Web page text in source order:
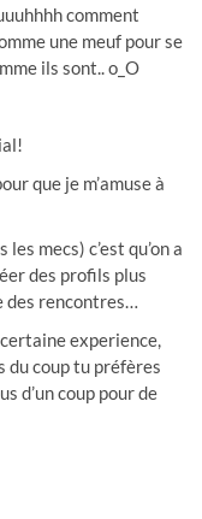
comment
une meuf pour se
ils sont.. o_O
que je m’amuse à
mecs) c’est qu’on a
des profils plus
des rencontres…
experience,
du coup tu préfères
d’un coup pour de